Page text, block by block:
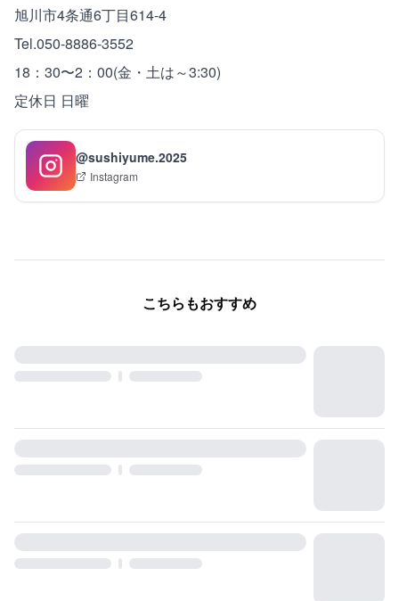
旭川市4条通6丁目614-4
Tel.050-8886-3552
18：30〜2：00(金・土は～3:30)
定休日 日曜
@sushiyume.2025
Instagram
こちらもおすすめ